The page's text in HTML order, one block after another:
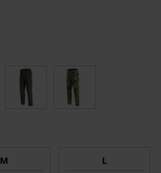
M
L